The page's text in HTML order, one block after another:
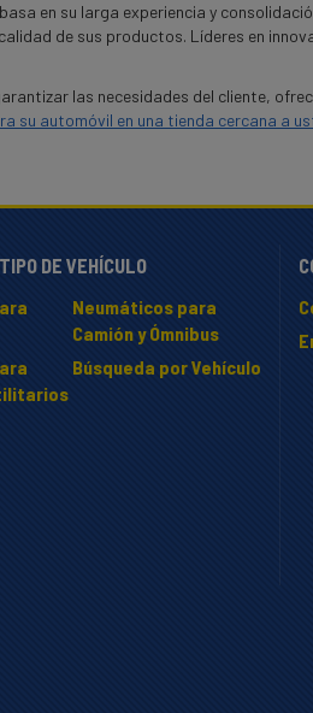
en su larga experiencia y
de sus productos. Líderes en
las necesidades del cliente,
su automóvil en una tienda cercana a
DE VEHÍCULO
Neumáticos para
Camión y Ómnibus
Búsqueda por Vehículo